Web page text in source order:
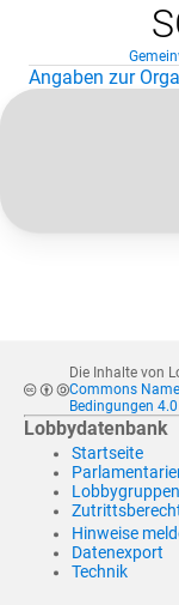
Angaben zur
Die Inhalte von
Commons
Bedingungen
Lobbydatenbank
Startseite
Lobbygruppen
Hinweise
Datenexport
Technik